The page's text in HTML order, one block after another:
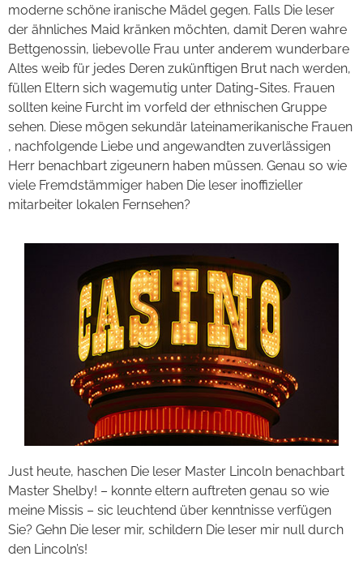
moderne schöne iranische Mädel gegen. Falls Die leser
der ähnliches Maid kränken möchten, damit Deren wahre
Bettgenossin, liebevolle Frau unter anderem wunderbare
Altes weib für jedes Deren zukünftigen Brut nach werden,
füllen Eltern sich wagemutig unter Dating-Sites. Frauen
sollten keine Furcht im vorfeld der ethnischen Gruppe
sehen. Diese mögen sekundär lateinamerikanische Frauen
, nachfolgende Liebe und angewandten zuverlässigen
Herr benachbart zigeunern haben müssen. Genau so wie
viele Fremdstämmiger haben Die leser inoffizieller
mitarbeiter lokalen Fernsehen?
Just heute, haschen Die leser Master Lincoln benachbart
Master Shelby! – konnte eltern auftreten genau so wie
meine Missis – sic leuchtend über kenntnisse verfügen
Sie? Gehn Die leser mir, schildern Die leser mir null durch
den Lincoln’s!